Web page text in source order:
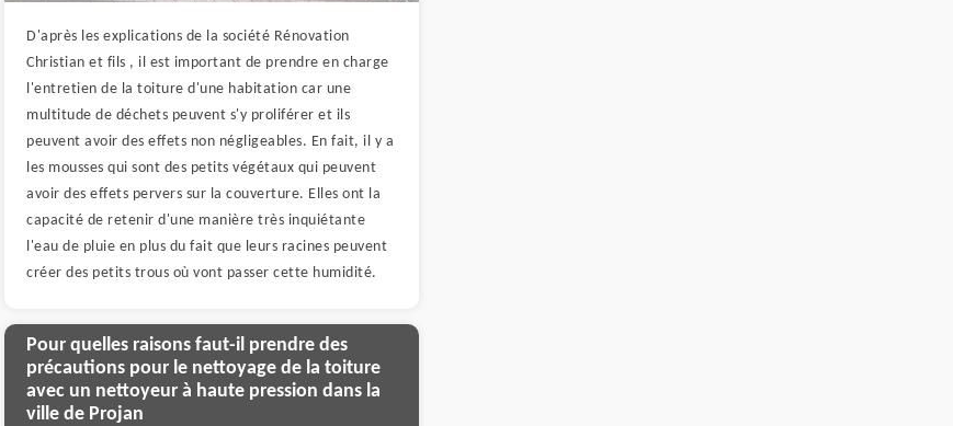
D'après les explications de la société Rénovation
Christian et fils , il est important de prendre en charge
l'entretien de la toiture d'une habitation car une
multitude de déchets peuvent s'y proliférer et ils
peuvent avoir des effets non négligeables. En fait, il y a
les mousses qui sont des petits végétaux qui peuvent
avoir des effets pervers sur la couverture. Elles ont la
capacité de retenir d'une manière très inquiétante
l'eau de pluie en plus du fait que leurs racines peuvent
créer des petits trous où vont passer cette humidité.
Pour quelles raisons faut-il prendre des
précautions pour le nettoyage de la toiture
avec un nettoyeur à haute pression dans la
ville de Projan